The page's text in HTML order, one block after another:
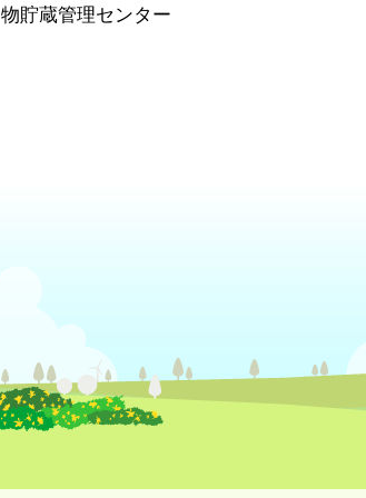
物貯蔵管理センター